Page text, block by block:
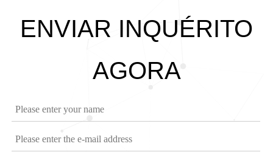
ENVIAR INQUÉRITO
AGORA